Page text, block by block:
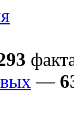
—